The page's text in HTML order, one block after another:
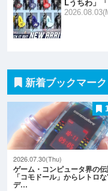
新着ブックマーク
2026.07.30(Thu)
ゲーム・コンピュータ界の
「コモドール」からレトロ
デ…